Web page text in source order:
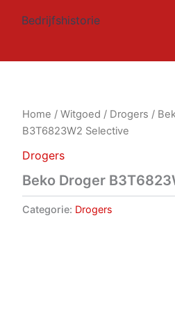
Bedrijfshistorie
Home / Witgoed / Drogers /
B3T6823W2 Selective
Drogers
Beko Droger
Categorie: Drogers